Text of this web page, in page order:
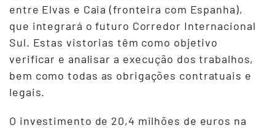
entre Elvas e Caia (fronteira com Espanha),
que integrará o futuro Corredor Internacional
Sul. Estas vistorias têm como objetivo
verificar e analisar a execução dos trabalhos,
bem como todas as obrigações contratuais e
legais.
O investimento de 20,4 milhões de euros na